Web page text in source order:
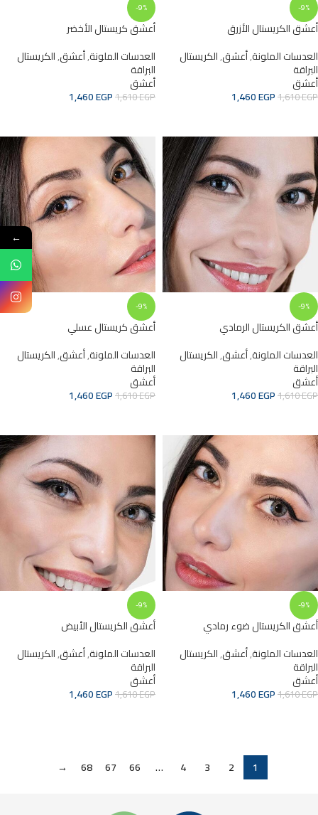
-9%
أعشق الكريستال الأزرق
العدسات الملونة,أعشق,الكريستال
البراقة
أعشق
1,610EGP
1,460EGP
-9%
أعشق كريستال الأخضر
العدسات الملونة,أعشق,الكريستال
البراقة
أعشق
1,610EGP
1,460EGP
-9%
أعشق الكريستال الرمادي
العدسات الملونة,أعشق,الكريستال
البراقة
أعشق
1,610EGP
1,460EGP
-9%
أعشق كريستال عسلي
العدسات الملونة,أعشق,الكريستال
البراقة
أعشق
1,610EGP
1,460EGP
-9%
أعشق الكريستال ضوء رمادي
العدسات الملونة,أعشق,الكريستال
البراقة
أعشق
1,610EGP
1,460EGP
-9%
أعشق الكريستال الأبيض
العدسات الملونة,أعشق,الكريستال
البراقة
أعشق
1,610EGP
1,460EGP
1
2
3
4
…
66
67
68
→
←